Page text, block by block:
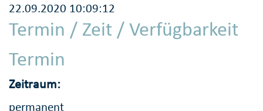
22.09.2020 10:09:12
Termin / Zeit / Verfügbarkeit
Termin
Zeitraum:
permanent